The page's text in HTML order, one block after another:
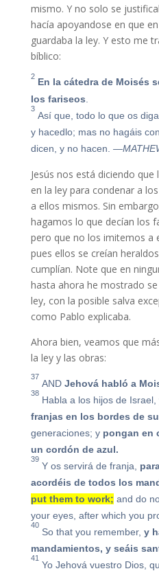
mismo. Y no solo se
hacía apoyandose en que
guardaba la ley. Y esto me
bíblico:
2 En la cátedra de Moisés
los fariseos
3
Así que, todo lo que os
y hacedlo; mas no hagáis
dicen, y no hacen.
Jesús nos está diciendo
en la ley para condenar a
a ellos mismos. Sin
hagamos lo que decían los
pero que no los imitemos a
pues ellos se creían
cumplían. Note que en
hasta ahora he mostrado
ley, con la posible salva
como Pablo explicaba.
Ahora bien, veamos que
la ley y las obras:
37
AND Jehová habló a
38
Habla a los hijos de Israel,
franjas en los bordes de
generaciones; ypongan en
un cordón de azul.
39
Y os servirá de franja,
acordéis de todos los
put them to work; and do
your eyes, after which you
40
So that you remember, y
mandamientos, y seáis
41
Yo Jehová vuestro Dios,